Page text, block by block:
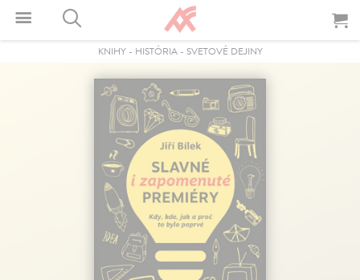
KNIHY- HISTÓRIA- SVETOVÉ DEJINY